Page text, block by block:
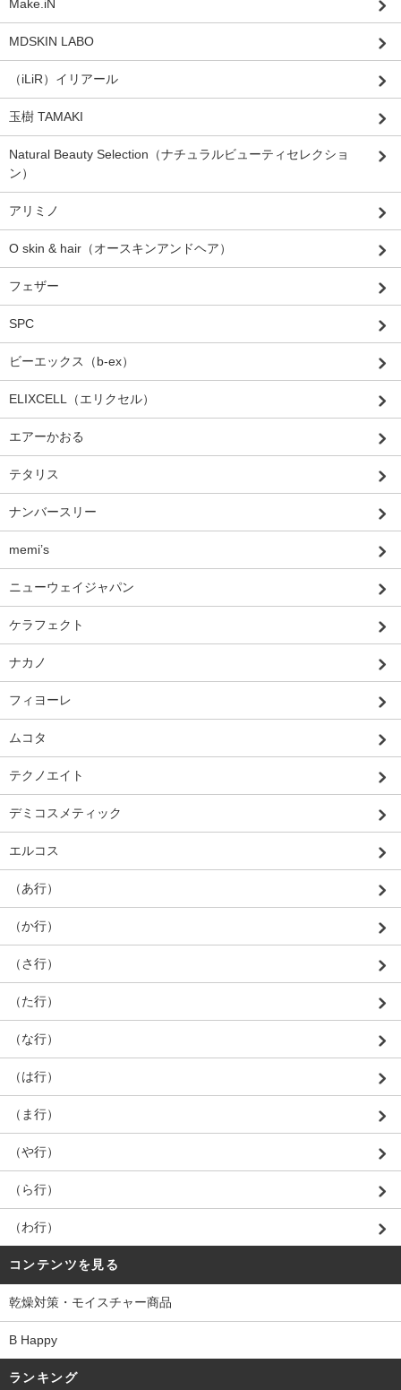
Make.iN
MDSKIN LABO
（iLiR）イリアール
玉樹 TAMAKI
Natural Beauty Selection（ナチュラルビューティセレクショ
ン）
アリミノ
O skin & hair（オースキンアンドヘア）
フェザー
SPC
ビーエックス（b-ex）
ELIXCELL（エリクセル）
エアーかおる
テタリス
ナンバースリー
memi’s
ニューウェイジャパン
ケラフェクト
ナカノ
フィヨーレ
ムコタ
テクノエイト
デミコスメティック
エルコス
（あ行）
（か行）
（さ行）
（た行）
（な行）
（は行）
（ま行）
（や行）
（ら行）
（わ行）
コンテンツを見る
乾燥対策・モイスチャー商品
B Happy
ランキング